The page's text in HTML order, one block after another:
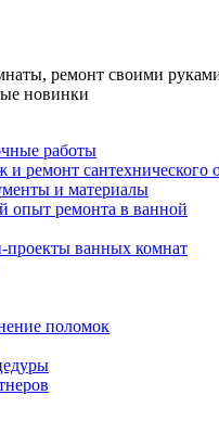
ремонт своими
новинки
работы
ремонт сантехнического
и материалы
опыт ремонта в ванной
проекты ванных комнат
поломок